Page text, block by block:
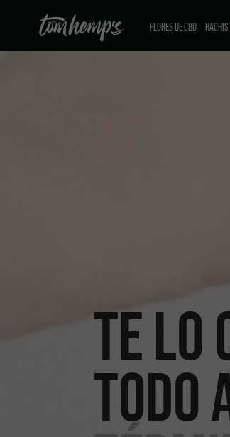
FLORES DE CBD
TE LO
TODO